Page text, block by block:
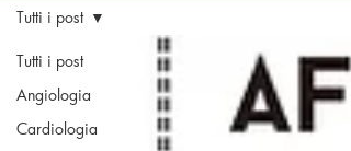
Tutti i post
Angiologia
Cardiologia
Tutti i post